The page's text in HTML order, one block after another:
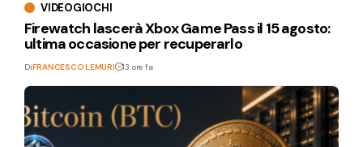
VIDEOGIOCHI
Firewatch lascerà Xbox Game Pass il 15 agosto:
ultima occasione per recuperarlo
DiFRANCESCO LEMURI 13 ore fa